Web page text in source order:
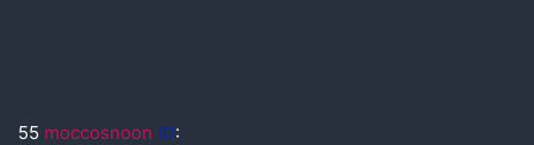
55 moccosnoon ID: